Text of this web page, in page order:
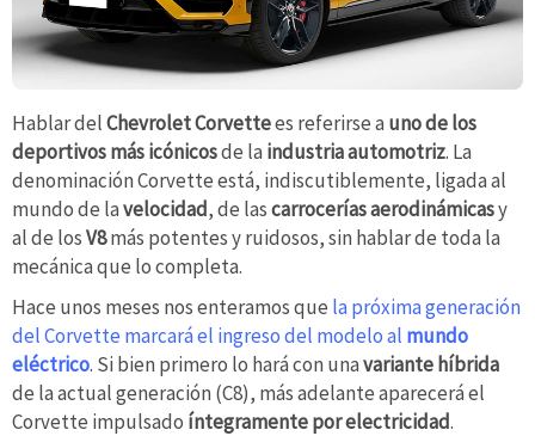
Hablar delChevrolet Corvettees referirse a uno de los
deportivos más icónicosde la industria automotriz. La
denominación Corvette está, indiscutiblemente, ligada al
mundo de lavelocidad, de lascarrocerías aerodinámicasy
al de losV8más potentes y ruidosos, sin hablar de toda la
mecánica que lo completa.
Hace unos meses nos enteramos que la próxima generación
del Corvette marcará el ingreso del modelo al mundo
eléctrico. Si bien primero lo hará con unavariante híbrida
de la actual generación (C8), más adelante aparecerá el
Corvette impulsado íntegramente por electricidad.